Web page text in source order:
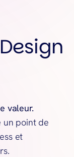
valeur.
un point de
et